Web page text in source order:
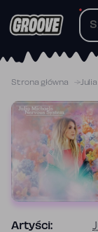
do
Strona główna
Artyści: